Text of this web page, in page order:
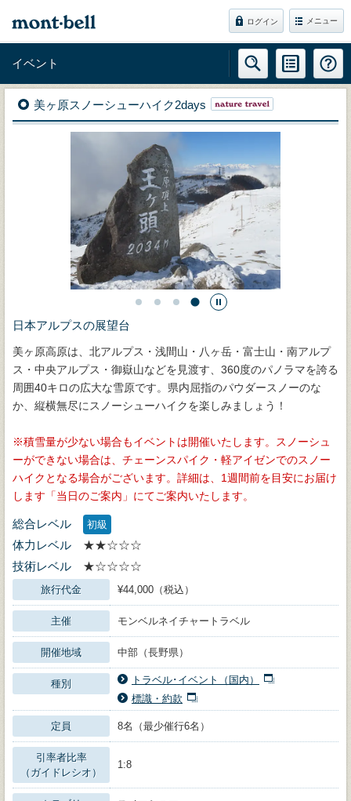
ログイン メニュー
イベント
美ヶ原スノーシューハイク2days
日本アルプスの展望台
美ヶ原高原は、北アルプス・浅間山・八ヶ岳・富士山・南アルプ
ス・中央アルプス・御嶽山などを見渡す、360度のパノラマを誇る
周囲40キロの広大な雪原です。県内屈指のパウダースノーのな
か、縦横無尽にスノーシューハイクを楽しみましょう！
積雪量が少ない場合もイベントは開催いたします。スノーシュ
ーができない場合は、チェーンスパイク・軽アイゼンでのスノー
ハイクとなる場合がございます。詳細は、1週間前を目安にお届け
します「当日のご案内」にてご案内いたします。
総合レベル 初級
体力レベル
★★☆☆☆
技術レベル
★☆☆☆☆
旅行代金 ¥44,000（税込）
主催 モンベルネイチャートラベル
開催地域 中部（長野県）
種別
トラベル･イベント（国内）
標識・約款
定員 8名（最少催行6名）
引率者比率
（ガイドレシオ）
1:8